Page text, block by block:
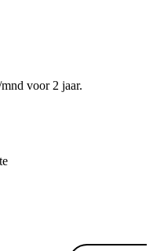
voor 2 jaar.